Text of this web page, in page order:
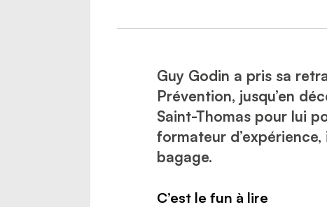
Guy Godin a pris sa
Prévention, jusqu’en
Saint-Thomas pour lui
formateur
bagage.
C’est le fun à lire